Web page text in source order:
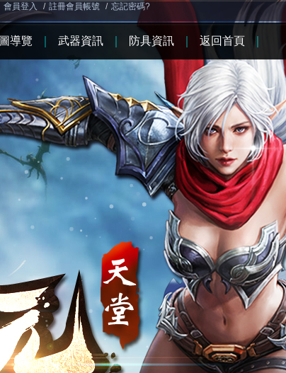
會員登入 / 註冊會員帳號 / 忘記密碼?